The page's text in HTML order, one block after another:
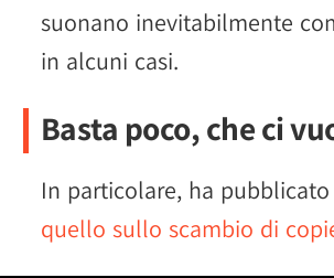
suonano inevitabilmente
in alcuni casi.
Basta poco, che ci
In particolare, ha
quello sullo scambio di